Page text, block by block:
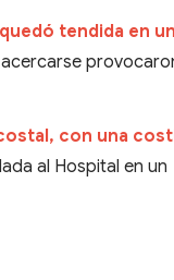
tendida en
con una
al Hospital en un